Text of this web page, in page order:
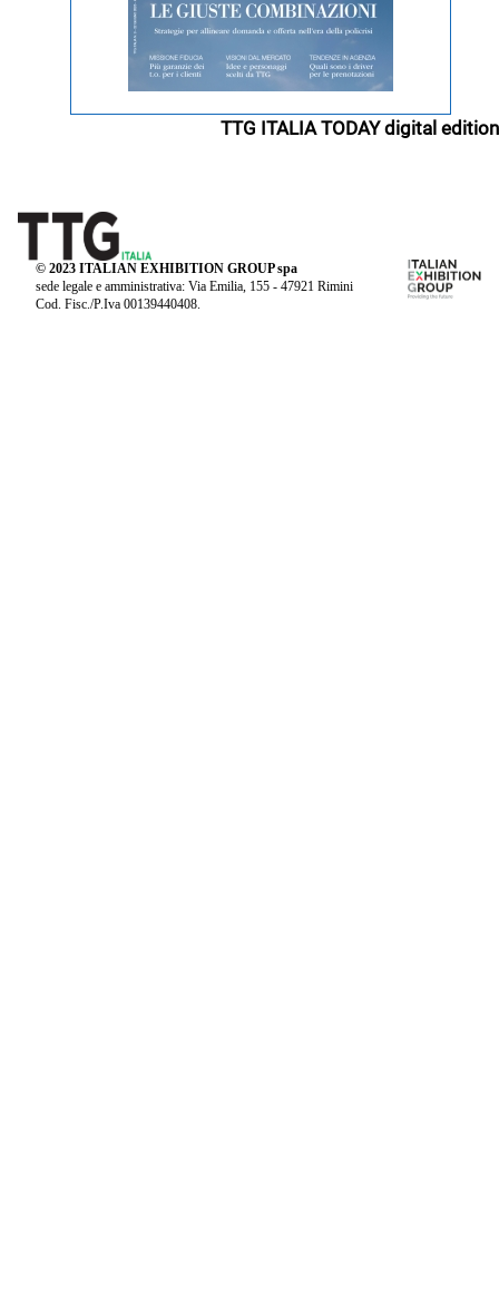
TTG ITALIA TODAY digital edition
© 2023 ITALIAN EXHIBITION GROUP spa
sede legale e amministrativa: Via Emilia, 155 - 47921 Rimini
Cod. Fisc./P.Iva 00139440408.